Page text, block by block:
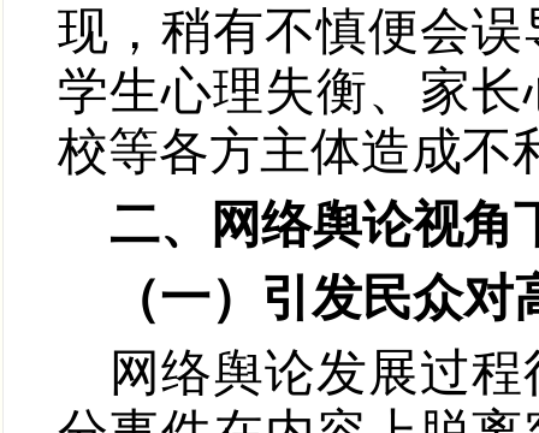
现，稍有不慎便会
学生心理失衡、家
校等各方主体造成不
二、网络舆论视角
（一）引发民众
网络舆论发展过